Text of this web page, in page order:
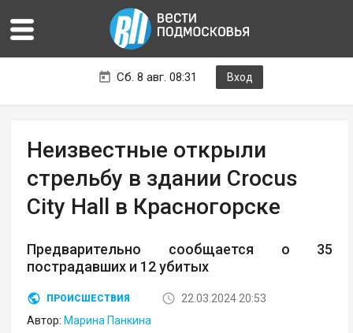
Сб. 8 авг. 08:31 Вход
Неизвестные открыли
стрельбу в здании Crocus
City Hall в Красногорске
Предварительно сообщается о 35
пострадавших и 12 убитых
ПРОИСШЕСТВИЯ
22.03.2024 20:53
Автор: Марина Панкина